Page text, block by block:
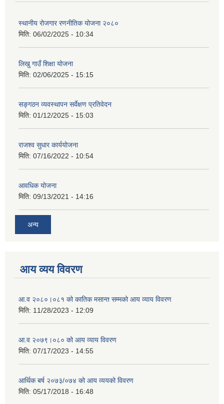
स्थानीय रोजगार रणनीतिक योजना २०८०
मिति: 06/02/2025 - 10:34
लिखु गाउँ शिक्षा योजना
मिति: 02/06/2025 - 15:15
सङ्गठन व्यवस्थापन सर्वेक्षण प्रतिवेदन
मिति: 01/12/2025 - 15:03
राजश्व सुधार कार्ययोजना
मिति: 07/16/2022 - 10:54
आवधिक योजना
मिति: 09/13/2021 - 14:16
अन्य
आय व्यय विवरण
आ.व २०८०।०८१ को कातिक मसान्त सम्मको आय व्याय विवरण
मिति: 11/28/2023 - 12:09
आ.व २०७९।०८० को आय व्याय विवरण
मिति: 07/17/2023 - 14:55
आर्थिक बर्ष २०७३/०७४ को आय व्ययको विवरण
मिति: 05/17/2018 - 16:48